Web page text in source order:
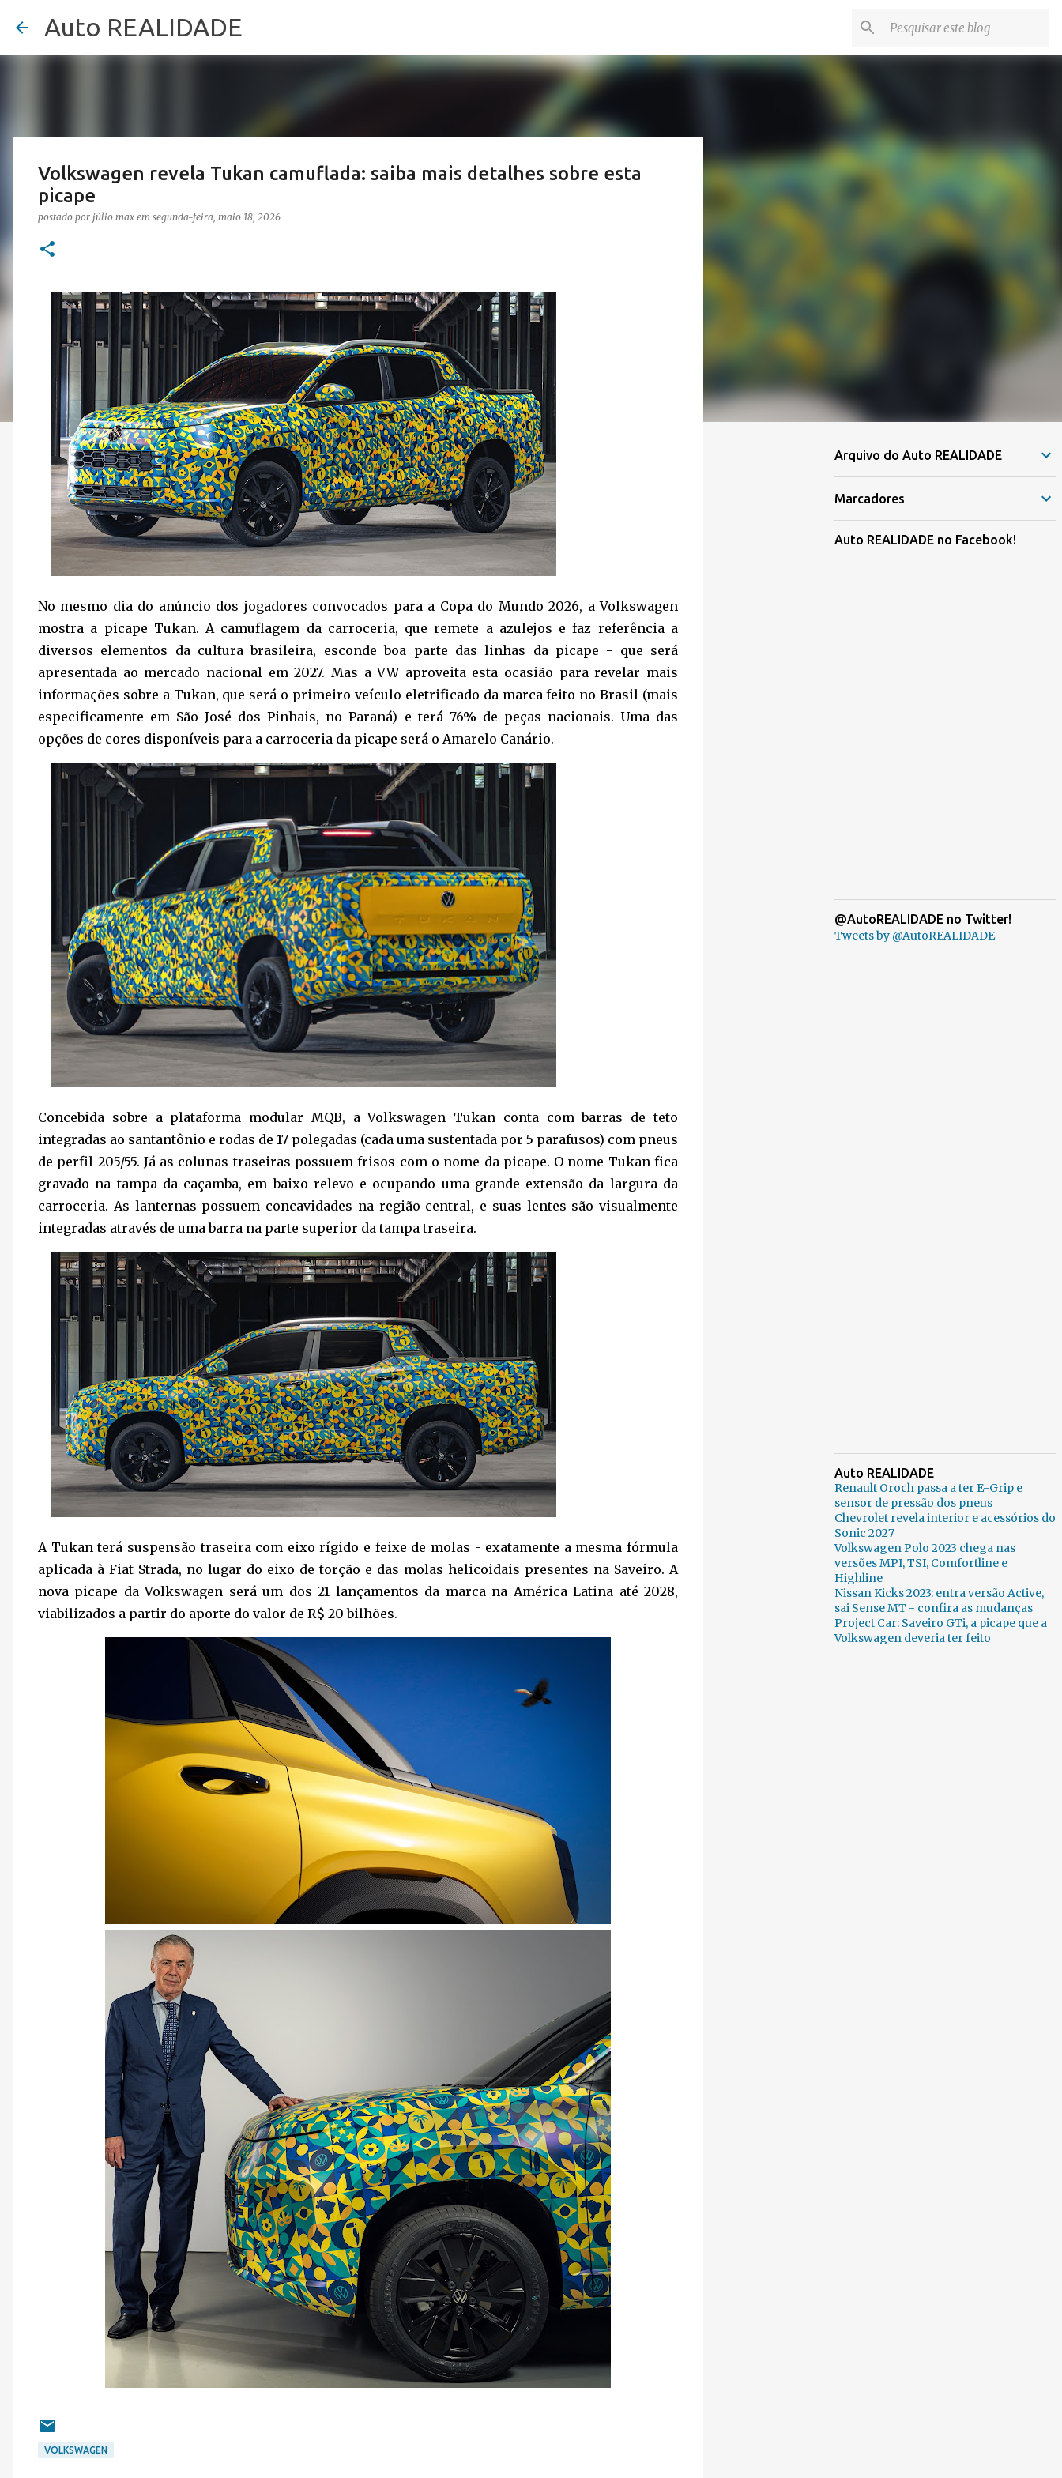
Auto REALIDADE
Volkswagen revela Tukan camuflada: saiba mais detalhes sobre esta
picape
postado por júlio max em segunda-feira, maio 18, 2026
No mesmo dia do anúncio dos jogadores convocados para a Copa do Mundo 2026, a Volkswagen
mostra a picape Tukan. A camuflagem da carroceria, que remete a azulejos e faz referência a
diversos elementos da cultura brasileira, esconde boa parte das linhas da picape - que será
apresentada ao mercado nacional em 2027. Mas a VW aproveita esta ocasião para revelar mais
informações sobre a Tukan, que será o primeiro veículo eletrificado da marca feito no Brasil (mais
especificamente em São José dos Pinhais, no Paraná) e terá 76% de peças nacionais. Uma das
opções de cores disponíveis para a carroceria da picape será o Amarelo Canário.
Concebida sobre a plataforma modular MQB, a Volkswagen Tukan conta com barras de teto
integradas ao santantônio e rodas de 17 polegadas (cada uma sustentada por 5 parafusos) com pneus
de perfil 205/55. Já as colunas traseiras possuem frisos com o nome da picape. O nome Tukan fica
gravado na tampa da caçamba, em baixo-relevo e ocupando uma grande extensão da largura da
carroceria. As lanternas possuem concavidades na região central, e suas lentes são visualmente
integradas através de uma barra na parte superior da tampa traseira.
A Tukan terá suspensão traseira com eixo rígido e feixe de molas - exatamente a mesma fórmula
aplicada à Fiat Strada, no lugar do eixo de torção e das molas helicoidais presentes na Saveiro. A
nova picape da Volkswagen será um dos 21 lançamentos da marca na América Latina até 2028,
viabilizados a partir do aporte do valor de R$ 20 bilhões.
VOLKSWAGEN
Arquivo do Auto REALIDADE
Marcadores
Auto REALIDADE no Facebook!
@AutoREALIDADE no Twitter!
Tweets by @AutoREALIDADE
Auto REALIDADE
Renault Oroch passa a ter E-Grip e
sensor de pressão dos pneus
Chevrolet revela interior e acessórios do
Sonic 2027
Volkswagen Polo 2023 chega nas
versões MPI, TSI, Comfortline e
Highline
Nissan Kicks 2023: entra versão Active,
sai Sense MT - confira as mudanças
Project Car: Saveiro GTi, a picape que a
Volkswagen deveria ter feito